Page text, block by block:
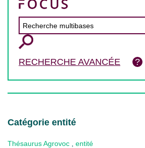
RECHERCHE AVANCÉE
Catégorie entité
Thésaurus Agrovoc entité